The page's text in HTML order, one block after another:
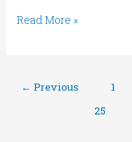
Read More »
← Previous 1
25